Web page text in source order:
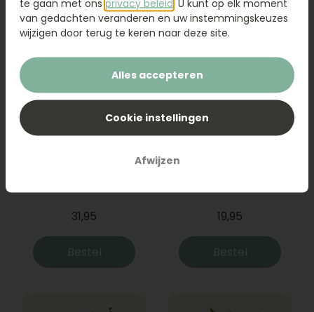
31,95
Bestel
19,95
Bestel
te gaan met ons privacy beleid . U kunt op elk moment
van gedachten veranderen en uw instemmingskeuzes
wijzigen door terug te keren naar deze site.
Alles accepteren
Cookie instellingen
Afwijzen